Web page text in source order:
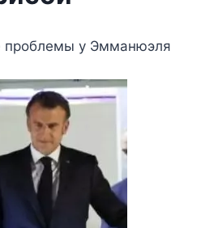
проблемы у Эмманюэля